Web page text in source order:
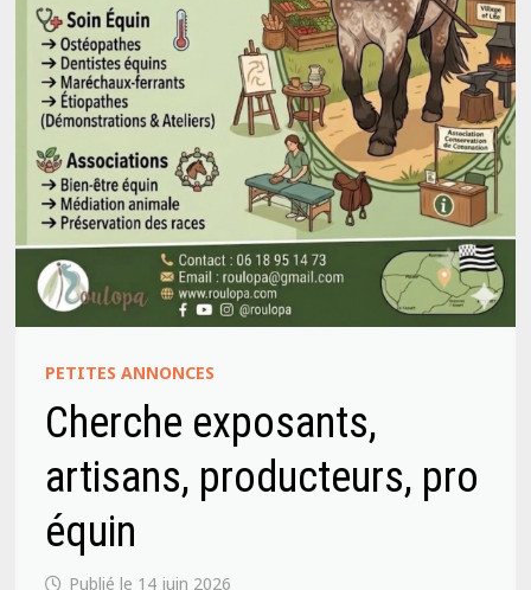
PETITES ANNONCES
Cherche exposants,
artisans, producteurs, pro
équin
14 juin 2026